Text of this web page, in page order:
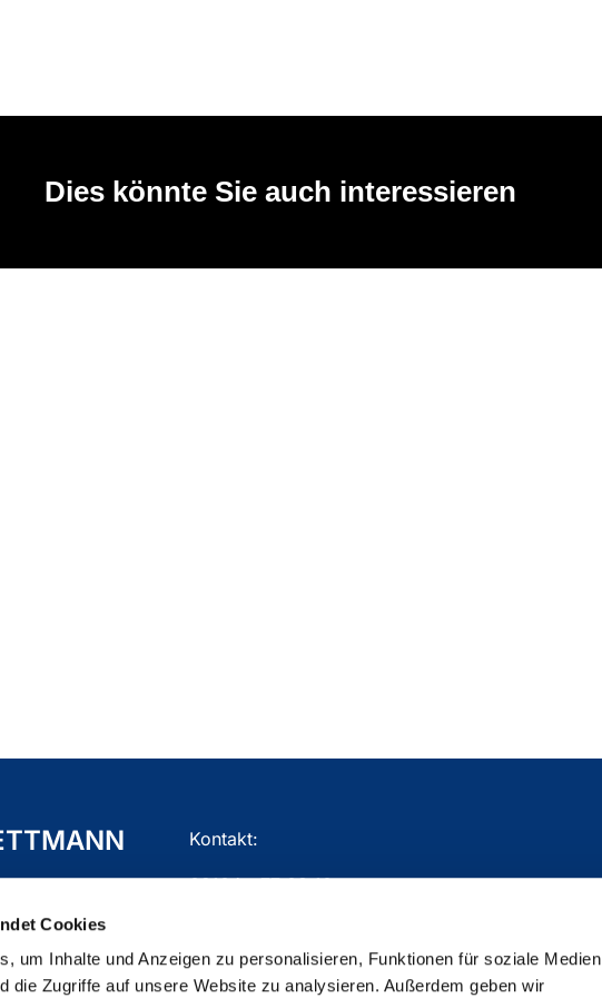
Cookies
um Inhalte und Anzeigen zu personalisieren, Funktionen für soziale Medien
die Zugriffe auf unsere Website zu analysieren. Außerdem geben wir
Dies könnte Sie auch interessieren
Kontakt:
02104 - 77 03 10